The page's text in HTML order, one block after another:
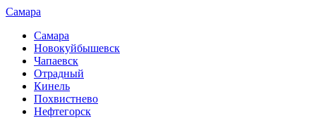
Самара
Самара
Новокуйбышевск
Чапаевск
Отрадный
Кинель
Похвистнево
Нефтегорск